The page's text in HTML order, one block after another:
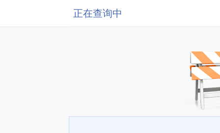
正在查询中